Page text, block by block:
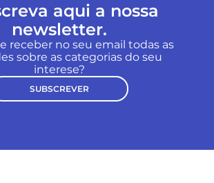
aqui a nossa
newsletter.
receber no seu email todas as
sobre as categorias do seu
interese?
SUBSCREVER